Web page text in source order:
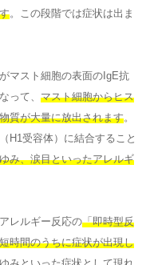
。この段階では症状は出ま
マスト細胞の表面のIgE抗
って、 マスト細胞からヒス
質が大量に放出されます。
H1受容体）に結合すること
み、涙目といったアレルギ
レルギー反応の「即時型反
時間のうちに症状が出現し